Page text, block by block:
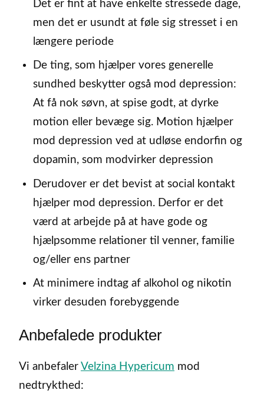
Det er fint at have enkelte stressede dage,
men det er usundt at føle sig stresset i en
længere periode
De ting, som hjælper vores generelle
sundhed beskytter også mod depression:
At få nok søvn, at spise godt, at dyrke
motion eller bevæge sig. Motion hjælper
mod depression ved at udløse endorfin og
dopamin, som modvirker depression
Derudover er det bevist at social kontakt
hjælper mod depression. Derfor er det
værd at arbejde på at have gode og
hjælpsomme relationer til venner, familie
og/eller ens partner
At minimere indtag af alkohol og nikotin
virker desuden forebyggende
Anbefalede produkter
Vi anbefaler Velzina Hypericum mod
nedtrykthed: